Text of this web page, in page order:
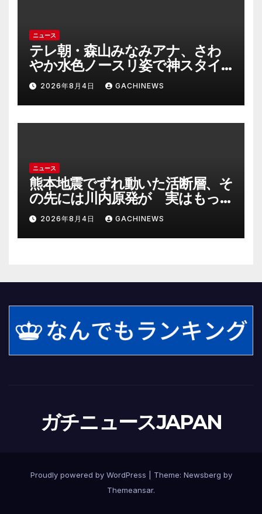
ニュース
テレ朝・森山みなみアナ、さわ
やか水色ノースリ姿で神スタイ
ル炸裂 「爽やかで可愛い」「最
上級にお似合い」(J-CASTニュー
ス)
2026年8月4日 GACHINEWS
ニュース
熊本地震でずれ動いた活断層、そ
の先には川内原発が 実はもっ
とヤバい事態を起こしそうなリ
スクも(J-CASTニュース)
2026年8月4日 GACHINEWS
ガチニュースJAPAN
Proudly powered by WordPress Theme: Newsberg by
Themeansar.